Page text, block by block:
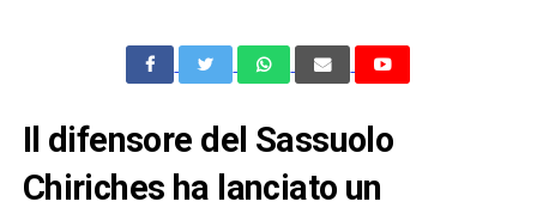
Il difensore del Sassuolo
Chiriches ha lanciato un